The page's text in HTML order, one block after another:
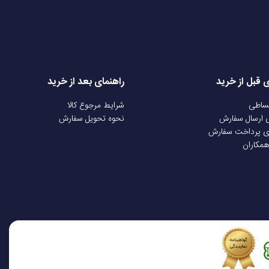
قبل از خرید
ارسال سفارش
پرداخت سفارش
راهنمای بعد از خرید
شرایط مرجوع کالا
نحوه تحویل سفارش